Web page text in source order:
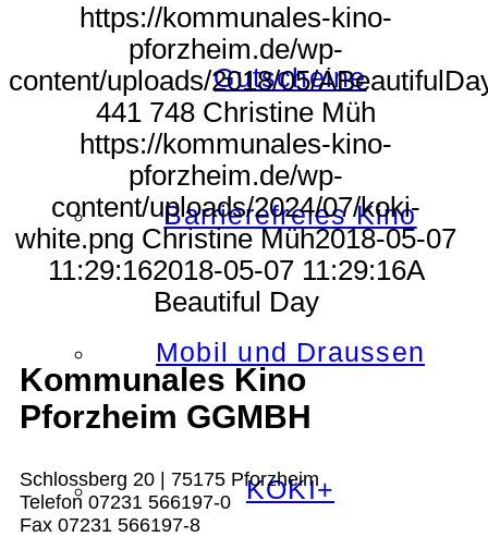
Gutscheine
Barrierefreies Kino
Mobil und Draussen
KOKI+
https://kommunales-kino-
pforzheim.de/wp-
content/uploads/2018/05/
441 748 Christine Müh
https://kommunales-kino-
pforzheim.de/wp-
content/uploads/2024/07/koki-
white.png Christine Müh2018-05-07
11:29:162018-05-07 11:29:16A
Beautiful Day
Kommunales Kino
Pforzheim GGMBH
Schlossberg 20 | 75175 Pforzheim
Telefon 07231 566197-0
Fax 07231 566197-8